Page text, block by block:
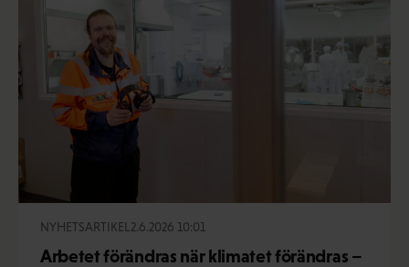
NYHETSARTIKEL 2.6.2026 10:01
Arbetet förändras när klimatet förändras –